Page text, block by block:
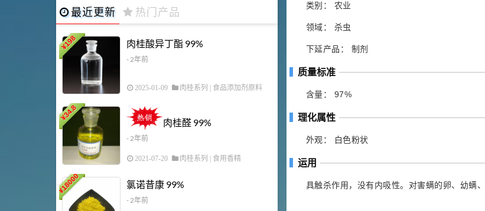
类别： 农业
领域： 杀虫
下延产品： 制剂
质量标准
含量： 97%
理化属性
外观： 白色粉状
运用
具触杀作用，没有内吸性。对害螨的卵、幼螨
最近更新 热门产品
¥
198 肉桂酸异丁酯 99%
- 2年前
2025-01-09 肉桂系列 食品添加剂原料
¥
34.8
肉桂醛 99%
- 2年前
2021-07-20 肉桂系列 | 食用香精
¥
18000 氯诺昔康 99%
- 2年前
胍基乙酸 98%
253
3 多效唑 90%